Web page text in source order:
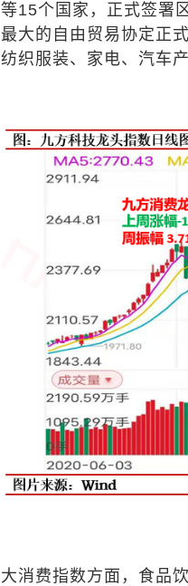
等15个国家，正式签署
最大的自由贸易协定正
纺织服装、家电、汽车
大消费指数方面，食品